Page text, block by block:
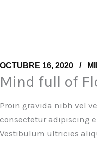
OCTUBRE 16, 2020
Mind full of
Proin gravida nibh vel
consectetur adipiscing
Vestibulum ultricies